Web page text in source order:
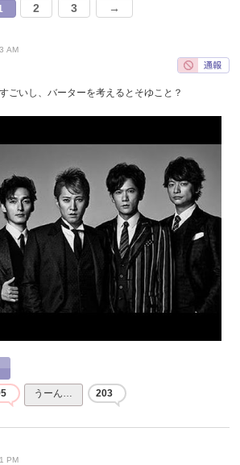
2 3 →
AM
ごいし、バーターを考えるとそゆこと？
うーん… 203
PM